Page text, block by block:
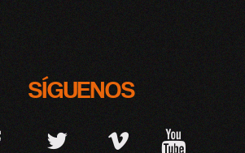
SÍGUENOS